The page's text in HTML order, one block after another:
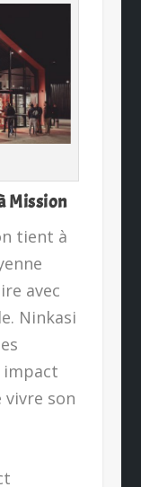
Mission
tient à
avec
Ninkasi
impact
son